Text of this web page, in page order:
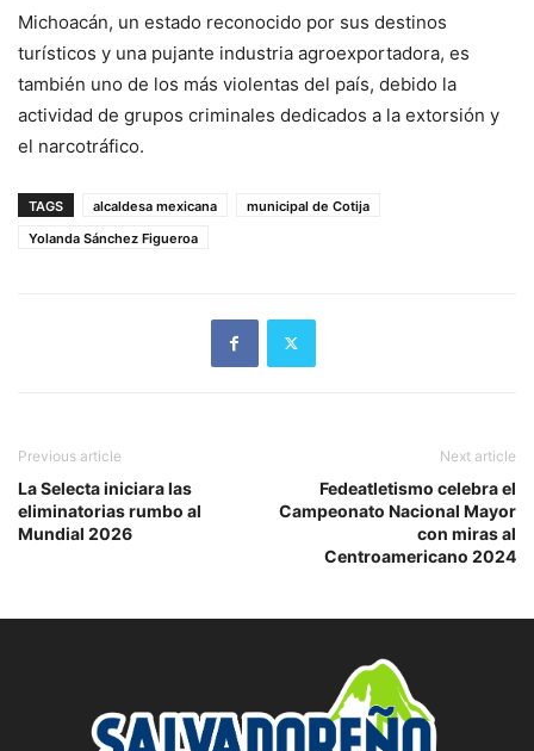
Michoacán, un estado reconocido por sus destinos
turísticos y una pujante industria agroexportadora, es
también uno de los más violentas del país, debido la
actividad de grupos criminales dedicados a la extorsión y
el narcotráfico.
TAGS alcaldesa mexicana
municipal de Cotija
Yolanda Sánchez Figueroa
Previous article
La Selecta iniciara las
eliminatorias rumbo al
Mundial 2026
Next article
Fedeatletismo celebra el
Campeonato Nacional Mayor
con miras al
Centroamericano 2024